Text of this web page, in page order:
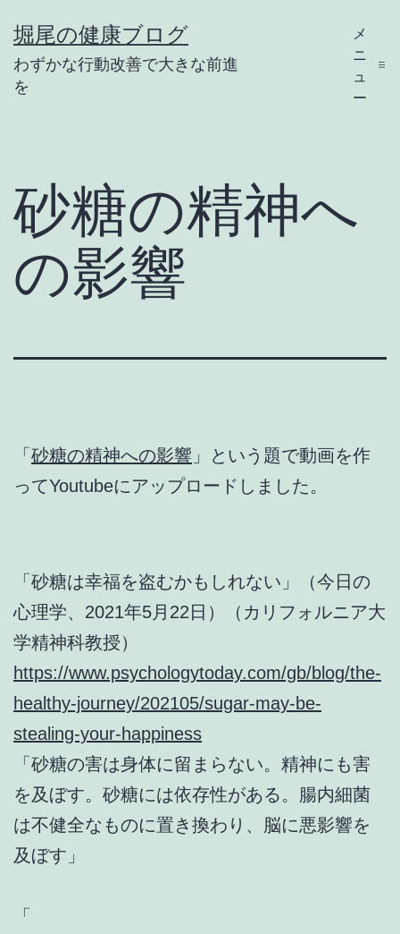
ン
テ
ス
プ
堀尾の健康ブログ
わずかな行動改善で大きな前進
を
メ
ニ
ュ
ー
砂糖の精神へ
の影響
「砂糖の精神への影響 」という題で動画を作
ってYoutubeにアップロードしました。
「砂糖は幸福を盗むかもしれない」（今日の
心理学、2021年5月22日）（カリフォルニア大
学精神科教授）
https://www.psychologytoday.com/gb/blog/the-
healthy-journey/202105/sugar-may-be-
stealing-your-happiness
「砂糖の害は身体に留まらない。精神にも害
を及ぼす。砂糖には依存性がある。腸内細菌
は不健全なものに置き換わり、脳に悪影響を
及ぼす」
「